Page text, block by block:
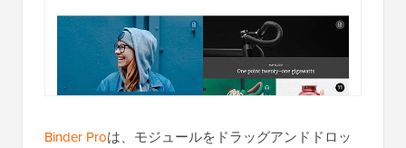
Binder Proは、モジュールをドラッグアンドドロッ